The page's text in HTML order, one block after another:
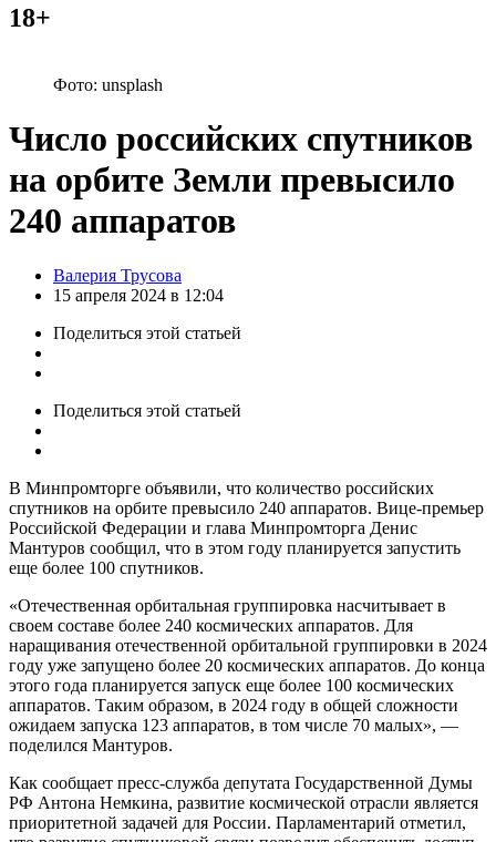
18+
Фото: unsplash
Число российских спутников
на орбите Земли превысило
240 аппаратов
Posted
by
Валерия Трусова
15 апреля 2024 в 12:04
Поделиться этой статьей
Поделиться этой статьей
В Минпромторге объявили, что количество российских
спутников на орбите превысило 240 аппаратов. Вице-премьер
Российской Федерации и глава Минпромторга Денис
Мантуров сообщил, что в этом году планируется запустить
еще более 100 спутников.
«Отечественная орбитальная группировка насчитывает в
своем составе более 240 космических аппаратов. Для
наращивания отечественной орбитальной группировки в 2024
году уже запущено более 20 космических аппаратов. До конца
этого года планируется запуск еще более 100 космических
аппаратов. Таким образом, в 2024 году в общей сложности
ожидаем запуска 123 аппаратов, в том числе 70 малых», —
поделился Мантуров.
Как сообщает пресс-служба депутата Государственной Думы
РФ Антона Немкина, развитие космической отрасли является
приоритетной задачей для России. Парламентарий отметил,